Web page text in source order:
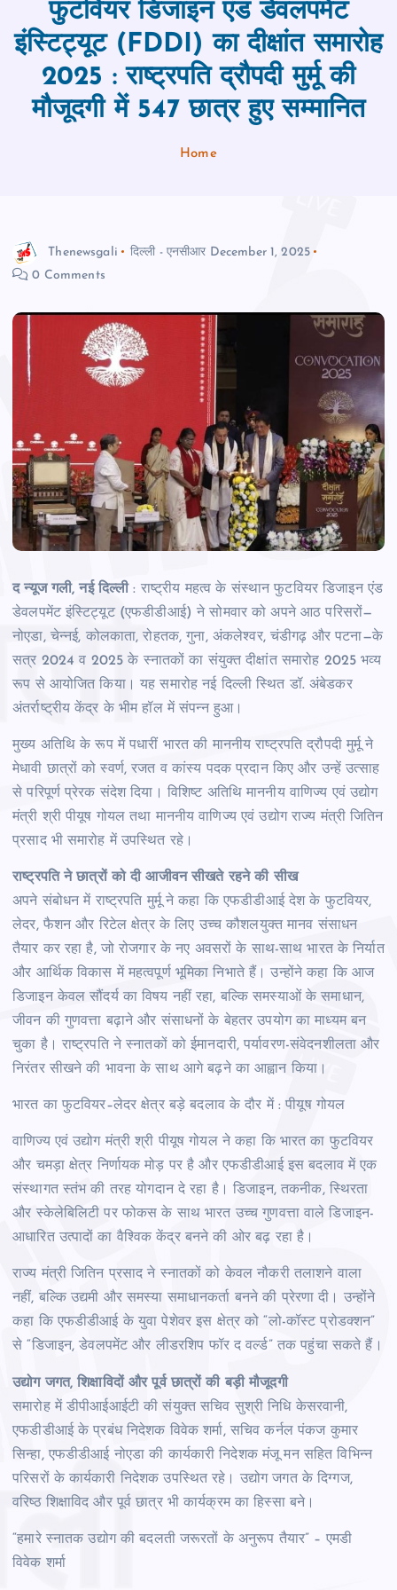
फुटवियर डिजाइन एंड डेवलपमेंट
इंस्टिट्यूट (FDDI) का दीक्षांत समारोह
2025 : राष्ट्रपति द्रौपदी मुर्मू की
मौजूदगी में 547 छात्र हुए सम्मानित
Home
Thenewsgali दिल्ली - एनसीआर December 1, 2025
0 Comments
द न्यूज गली, नई दिल्ली: राष्ट्रीय महत्व के संस्थान फुटवियर डिजाइन एंड
डेवलपमेंट इंस्टिट्यूट (एफडीडीआई) ने सोमवार को अपने आठ परिसरों—
नोएडा, चेन्नई, कोलकाता, रोहतक, गुना, अंकलेश्वर, चंडीगढ़ और पटना—के
सत्र 2024 व 2025 के स्नातकों का संयुक्त दीक्षांत समारोह 2025 भव्य
रूप से आयोजित किया। यह समारोह नई दिल्ली स्थित डॉ. अंबेडकर
अंतर्राष्ट्रीय केंद्र के भीम हॉल में संपन्न हुआ।
मुख्य अतिथि के रूप में पधारीं भारत की माननीय राष्ट्रपति द्रौपदी मुर्मू ने
मेधावी छात्रों को स्वर्ण, रजत व कांस्य पदक प्रदान किए और उन्हें उत्साह
से परिपूर्ण प्रेरक संदेश दिया। विशिष्ट अतिथि माननीय वाणिज्य एवं उद्योग
मंत्री श्री पीयूष गोयल तथा माननीय वाणिज्य एवं उद्योग राज्य मंत्री जितिन
प्रसाद भी समारोह में उपस्थित रहे।
राष्ट्रपति ने छात्रों को दी आजीवन सीखते रहने की सीख
अपने संबोधन में राष्ट्रपति मुर्मू ने कहा कि एफडीडीआई देश के फुटवियर,
लेदर, फैशन और रिटेल क्षेत्र के लिए उच्च कौशलयुक्त मानव संसाधन
तैयार कर रहा है, जो रोजगार के नए अवसरों के साथ-साथ भारत के निर्यात
और आर्थिक विकास में महत्वपूर्ण भूमिका निभाते हैं। उन्होंने कहा कि आज
डिजाइन केवल सौंदर्य का विषय नहीं रहा, बल्कि समस्याओं के समाधान,
जीवन की गुणवत्ता बढ़ाने और संसाधनों के बेहतर उपयोग का माध्यम बन
चुका है। राष्ट्रपति ने स्नातकों को ईमानदारी, पर्यावरण-संवेदनशीलता और
निरंतर सीखने की भावना के साथ आगे बढ़ने का आह्वान किया।
भारत का फुटवियर–लेदर क्षेत्र बड़े बदलाव के दौर में : पीयूष गोयल
वाणिज्य एवं उद्योग मंत्री श्री पीयूष गोयल ने कहा कि भारत का फुटवियर
और चमड़ा क्षेत्र निर्णायक मोड़ पर है और एफडीडीआई इस बदलाव में एक
संस्थागत स्तंभ की तरह योगदान दे रहा है। डिजाइन, तकनीक, स्थिरता
और स्केलेबिलिटी पर फोकस के साथ भारत उच्च गुणवत्ता वाले डिजाइन-
आधारित उत्पादों का वैश्विक केंद्र बनने की ओर बढ़ रहा है।
राज्य मंत्री जितिन प्रसाद ने स्नातकों को केवल नौकरी तलाशने वाला
नहीं, बल्कि उद्यमी और समस्या समाधानकर्ता बनने की प्रेरणा दी। उन्होंने
कहा कि एफडीडीआई के युवा पेशेवर इस क्षेत्र को “लो-कॉस्ट प्रोडक्शन”
से “डिजाइन, डेवलपमेंट और लीडरशिप फॉर द वर्ल्ड” तक पहुंचा सकते हैं।
उद्योग जगत, शिक्षाविदों और पूर्व छात्रों की बड़ी मौजूदगी
समारोह में डीपीआईआईटी की संयुक्त सचिव सुश्री निधि केसरवानी,
एफडीडीआई के प्रबंध निदेशक विवेक शर्मा, सचिव कर्नल पंकज कुमार
सिन्हा, एफडीडीआई नोएडा की कार्यकारी निदेशक मंजू मन सहित विभिन्न
परिसरों के कार्यकारी निदेशक उपस्थित रहे। उद्योग जगत के दिग्गज,
वरिष्ठ शिक्षाविद और पूर्व छात्र भी कार्यक्रम का हिस्सा बने।
“हमारे स्नातक उद्योग की बदलती जरूरतों के अनुरूप तैयार” – एमडी
विवेक शर्मा